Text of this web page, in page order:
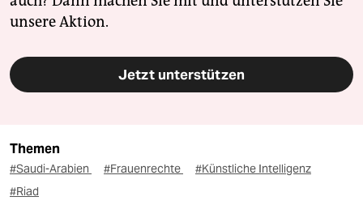
unsere Aktion.
Jetzt unterstützen
Themen
#Saudi-Arabien #Frauenrechte
#Künstliche Intelligenz
#Riad